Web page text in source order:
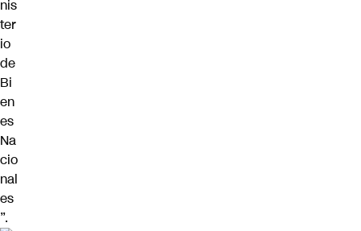
nis
ter
io
de
Bi
en
es
Na
cio
nal
es
”.